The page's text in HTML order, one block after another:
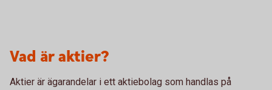
Vad är aktier?
Aktier är ägarandelar i ett aktiebolag som handlas på